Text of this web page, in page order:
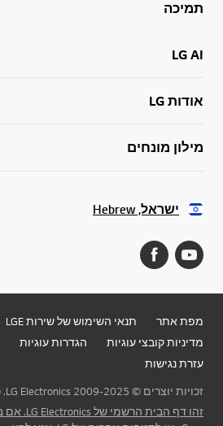
תמיכה
LG AI
אודות LG
מילון מונחים
ישראל, Hebrew
מפת אתר תנאי השימוש של שירות LGE
מדיניות קובצי עוגיות
הגדרות עוגיות
עזרת נגישות
זכויות יוצרים © 2009-2025 LG Electronics. כל הזכויות שמורות